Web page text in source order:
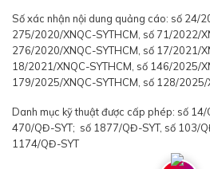
Số xác nhận nội dung quảng cáo: số 24/
275/2020/XNQC-SYTHCM, số 71/2022/
276/2020/XNQC-SYTHCM, số 17/2021/
18/2021/XNQC-SYTHCM, số 146/2025/
179/2025/XNQC-SYTHCM, số 128/2025/
Danh mục kỹ thuật được cấp phép: số
470/QĐ-SYT; số 1877/QĐ-SYT, số 103/
1174/QĐ-SYT